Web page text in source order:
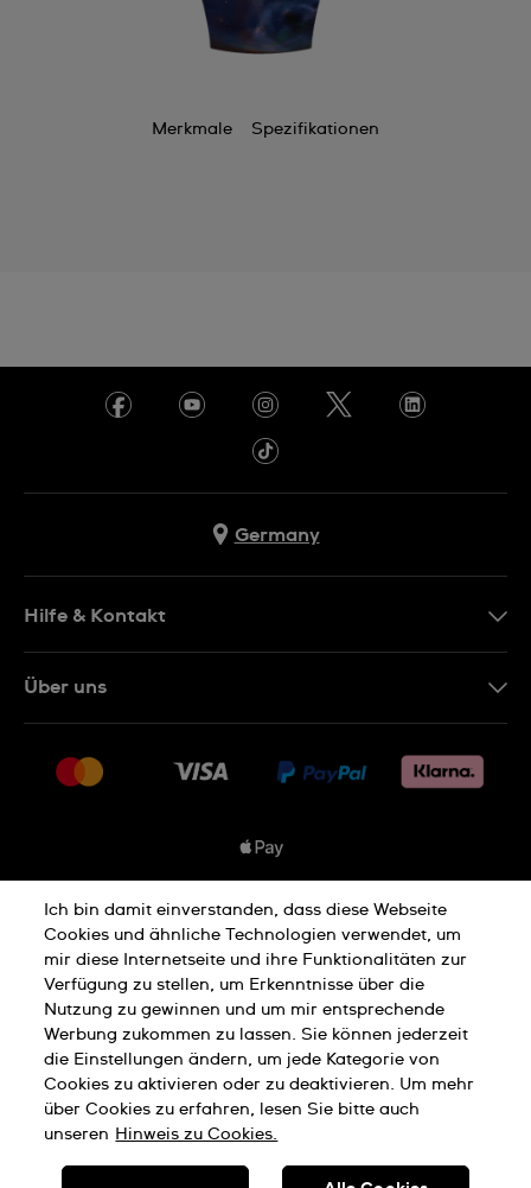
Merkmale Spezifikationen
Germany
Hilfe & Kontakt
Rücksendung und Entsorgung
Über uns
Jobs
Datenschutzbedingungen
Cookies Hinweis Nutzungsbedingungen
Impressum
SWISS MADE
Ich bin damit einverstanden, dass diese Webseite
Cookies und ähnliche Technologien verwendet, um
mir diese Internetseite und ihre Funktionalitäten zur
Verfügung zu stellen, um Erkenntnisse über die
Nutzung zu gewinnen und um mir entsprechende
Werbung zukommen zu lassen. Sie können jederzeit
die Einstellungen ändern, um jede Kategorie von
Cookies zu aktivieren oder zu deaktivieren. Um mehr
über Cookies zu erfahren, lesen Sie bitte auch
unseren Hinweis zu Cookies.